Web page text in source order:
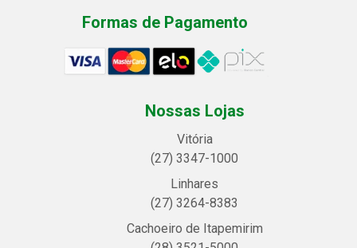
Formas de Pagamento
Nossas Lojas
Vitória
(27) 3347-1000
Linhares
(27) 3264-8383
Cachoeiro de Itapemirim